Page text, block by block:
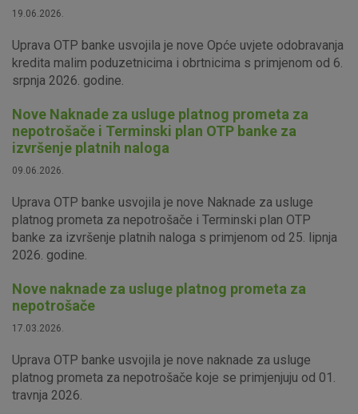
19.06.2026.
Uprava OTP banke usvojila je nove Opće uvjete odobravanja
kredita malim poduzetnicima i obrtnicima s primjenom od 6.
srpnja 2026. godine.
Nove Naknade za usluge platnog prometa za
nepotrošače i Terminski plan OTP banke za
izvršenje platnih naloga
09.06.2026.
Uprava OTP banke usvojila je nove Naknade za usluge
platnog prometa za nepotrošače i Terminski plan OTP
banke za izvršenje platnih naloga s primjenom od 25. lipnja
2026. godine.
Nove naknade za usluge platnog prometa za
nepotrošače
17.03.2026.
Uprava OTP banke usvojila je nove naknade za usluge
platnog prometa za nepotrošače koje se primjenjuju od 01.
travnja 2026.